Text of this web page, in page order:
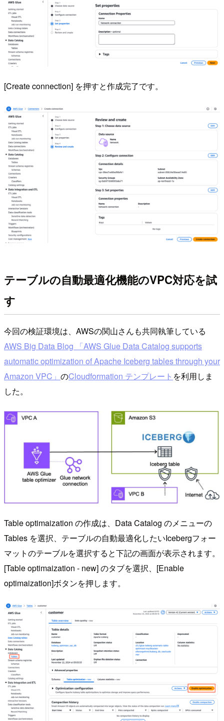
[Create connection] を押すと作成完了です。
テーブルの自動最適化機能のVPC対応を試
す
今回の検証環境は、AWSの関山さんも共同執筆している
AWS Big Data Blog 「AWS Glue Data Catalog supports
automatic optimization of Apache Iceberg tables through your
Amazon VPC」 のCloudformation テンプレート を利用しま
した。
Table optimaization の作成は、Data Catalog のメニューの
Tables を選択、テーブルの自動最適化したいIcebergフォー
マットのテーブルを選択すると下記の画面が表示されます。
[Table optimaization - new] のタブを選択、[Enable
optimaization]ボタンを押します。